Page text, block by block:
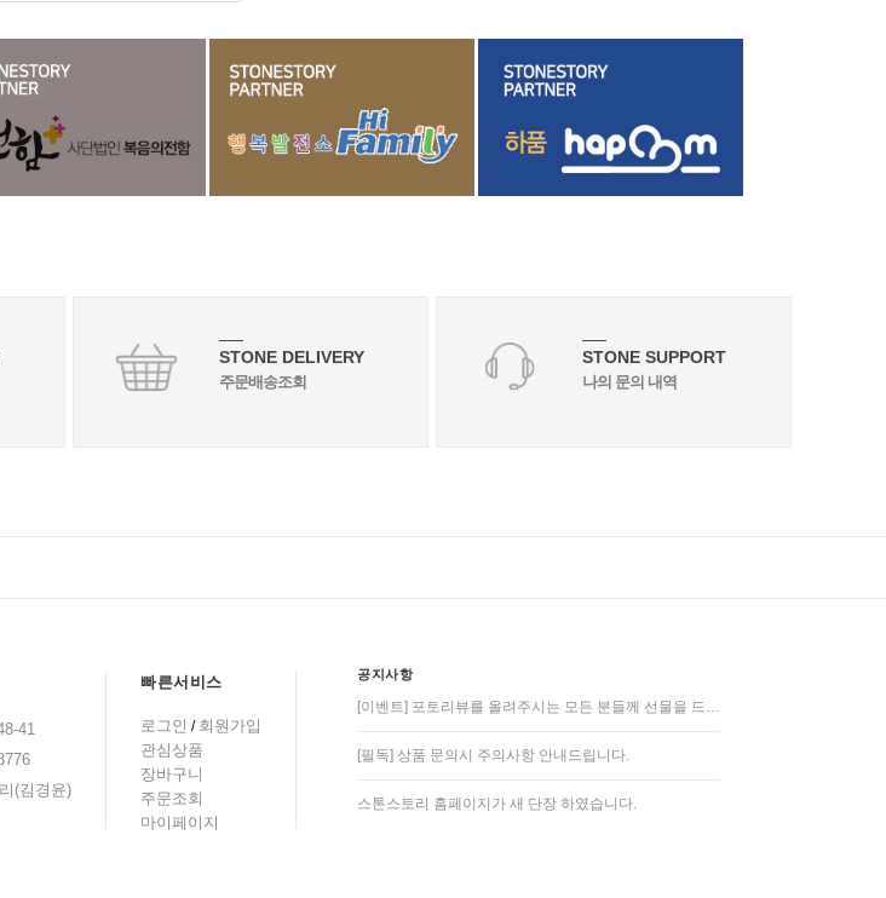
STONE DELIVERY
주문배송조회
STONE SUPPORT
나의 문의 내역
41
(김경윤)
빠른서비스
로그인 / 회원가입
관심상품
장바구니
주문조회
마이페이지
공지사항
[이벤트] 포토리뷰를 올려주시는 모든 분들께 선물을 드…
[필독] 상품 문의시 주의사항 안내드립니다.
스톤스토리 홈페이지가 새 단장 하였습니다.